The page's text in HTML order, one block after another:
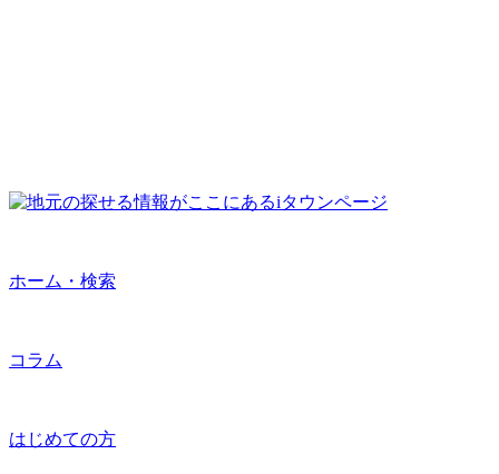
ホーム・検索
コラム
はじめての方